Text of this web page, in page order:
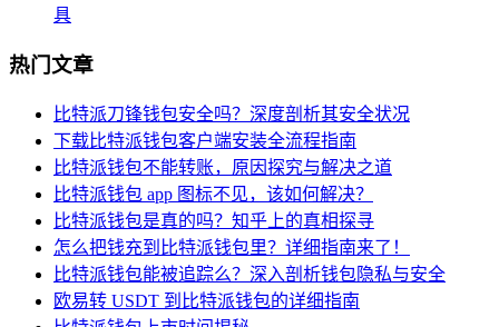
具
热门文章
比特派刀锋钱包安全吗？深度剖析其安全状况
下载比特派钱包客户端安装全流程指南
比特派钱包不能转账，原因探究与解决之道
比特派钱包 app 图标不见，该如何解决？
比特派钱包是真的吗？知乎上的真相探寻
怎么把钱充到比特派钱包里？详细指南来了！
比特派钱包能被追踪么？深入剖析钱包隐私与安全
欧易转 USDT 到比特派钱包的详细指南